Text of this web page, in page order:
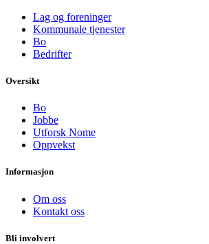
Lag og foreninger
Kommunale tjenester
Bo
Bedrifter
Oversikt
Bo
Jobbe
Utforsk Nome
Oppvekst
Informasjon
Om oss
Kontakt oss
Bli involvert